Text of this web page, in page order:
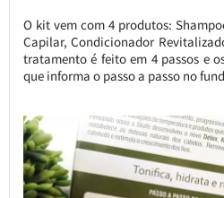
O kit vem com 4 produtos:
Capilar, Condicionador
tratamento é feito em 4 passos e
que informa o passo a passo no